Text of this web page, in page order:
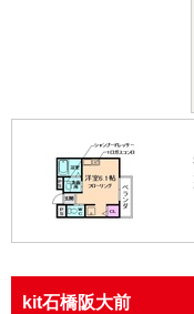
kit石橋阪大前